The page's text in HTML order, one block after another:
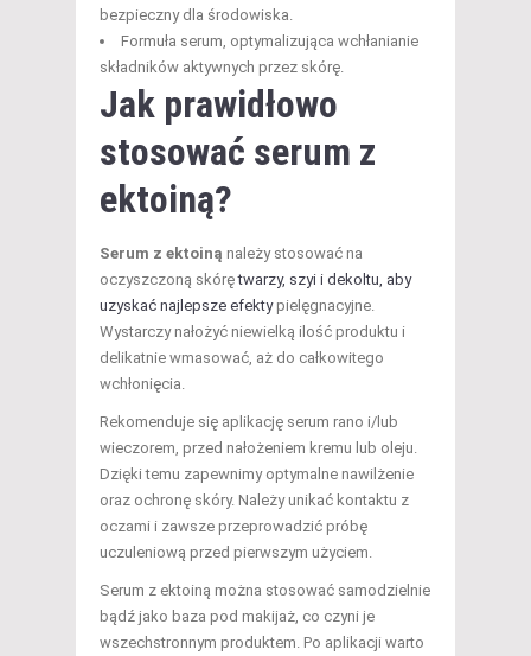
bezpieczny dla środowiska.
Formuła serum, optymalizująca wchłanianie
składników aktywnych przez skórę.
Jak prawidłowo
stosować serum z
ektoiną?
Serum z ektoiną należy stosować na
oczyszczoną skórętwarzy, szyi i dekoltu, aby
uzyskać najlepsze efektypielęgnacyjne.
Wystarczy nałożyć niewielką ilość produktu i
delikatnie wmasować, aż do całkowitego
wchłonięcia.
Rekomenduje się aplikację serum rano i/lub
wieczorem, przed nałożeniem kremu lub oleju.
Dzięki temu zapewnimy optymalne nawilżenie
oraz ochronę skóry. Należy unikać kontaktu z
oczami i zawsze przeprowadzić próbę
uczuleniową przed pierwszym użyciem.
Serum z ektoiną można stosować samodzielnie
bądź jako baza pod makijaż, co czyni je
wszechstronnym produktem. Po aplikacji warto